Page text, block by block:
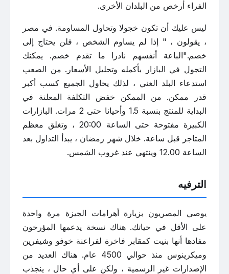
الفراء أرخص من البلدان الأخرى.
ليس عليك أن تكون خجولا وتحاول المساومة. في مصر
، يقولون ، " إذا لم يساوم الشخص ، فلن يحتاج إلى
خصم."الباعة أنفسهم نادرا ما تقدم خصم. يمكنك
التجول في البازار بأكمله وتحليل الأسعار. من الصعب
استدعاء البلد الغني ، لذلك يحاول الجميع كسب أكبر
قدر ممكن. من الممكن خفض التكلفة المعلنة في
البداية للمنتج بنسبة 1.5 وأحيانا حتى 2 مرات. البازارات
الكبيرة مفتوحة حتى الساعة 20:00 ، وتغلق معظم
المتاجر قبل ساعة. خلال شهر رمضان ، يبدأ التداول بعد
الساعة 12.00 وينتهي عند غروب الشمس.
الترفيه
يوصي المصريون بزيارة أهرامات الجيزة مرة واحدة
على الأقل في حياتك. هناك نسخة يدعمها المؤرخون
مفادها أنها بنيت كمقابر فاخرة لفراعنة خوفو وشيفرين
وميكرينوس منذ حوالي 4500 عام. هناك العديد من
الإصدارات غير الرسمية ، ولكن على أي حال ، ينجذب